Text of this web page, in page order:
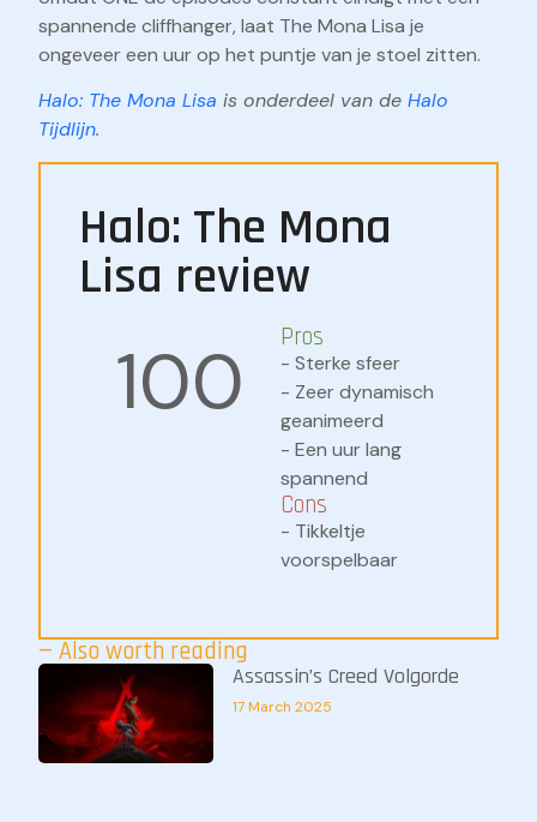
spannende cliffhanger, laat The Mona Lisa je
ongeveer een uur op het puntje van je stoel zitten.
Halo: The Mona Lisa is onderdeel van de Halo
Tijdlijn.
Halo: The Mona
Lisa review
100 Pros
- Sterke sfeer
- Zeer dynamisch
geanimeerd
- Een uur lang
spannend
Cons
- Tikkeltje
voorspelbaar
— Also worth reading
Assassin’s Creed Volgorde
17 March 2025